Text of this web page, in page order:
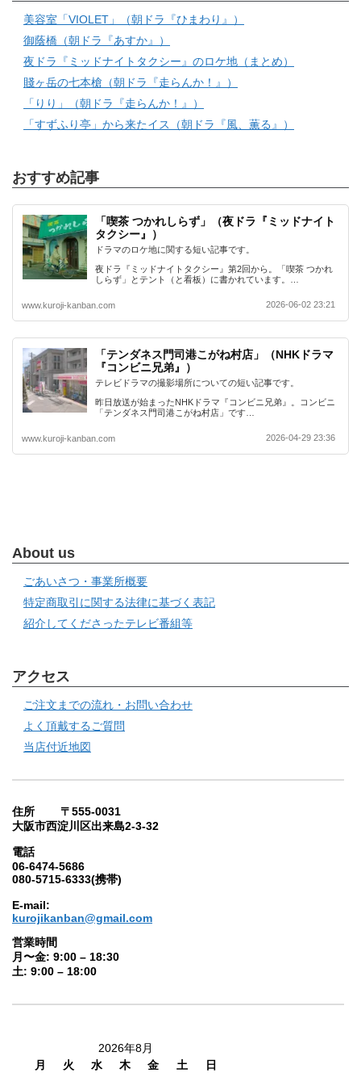
美容室「VIOLET」（朝ドラ『ひまわり』）
御蔭橋（朝ドラ『あすか』）
夜ドラ『ミッドナイトタクシー』のロケ地（まとめ）
賤ヶ岳の七本槍（朝ドラ『走らんか！』）
「りり」（朝ドラ『走らんか！』）
「すずふり亭」から来たイス（朝ドラ『風、薫る』）
おすすめ記事
「喫茶 つかれしらず」（夜ドラ『ミッドナイト
タクシー』）
ドラマのロケ地に関する短い記事です。
夜ドラ『ミッドナイトタクシー』第2回から。「喫茶 つかれ
しらず」とテント（と看板）に書かれています。…
www.kuroji-kanban.com 2026-06-02 23:21
「テンダネス門司港こがね村店」（NHKドラマ
『コンビニ兄弟』）
テレビドラマの撮影場所についての短い記事です。
昨日放送が始まったNHKドラマ『コンビニ兄弟』。コンビニ
「テンダネス門司港こがね村店」です…
www.kuroji-kanban.com 2026-04-29 23:36
About us
ごあいさつ・事業所概要
特定商取引に関する法律に基づく表記
紹介してくださったテレビ番組等
アクセス
ご注文までの流れ・お問い合わせ
よく頂戴するご質問
当店付近地図
住所 〒555-0031
大阪市西淀川区出来島2-3-32
電話
06-6474-5686
080-5715-6333(携帯)
E-mail:
kurojikanban@gmail.com
営業時間
月〜金: 9:00 – 18:30
土: 9:00 – 18:00
2026年8月
月
火 水 木 金 土
日